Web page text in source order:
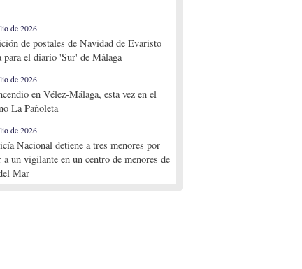
de 2026
de postales de Navidad de Evaristo
para el diario 'Sur' de Málaga
de 2026
en Vélez-Málaga, esta vez en el
La Pañoleta
de 2026
Nacional detiene a tres menores por
a un vigilante en un centro de menores de
Mar